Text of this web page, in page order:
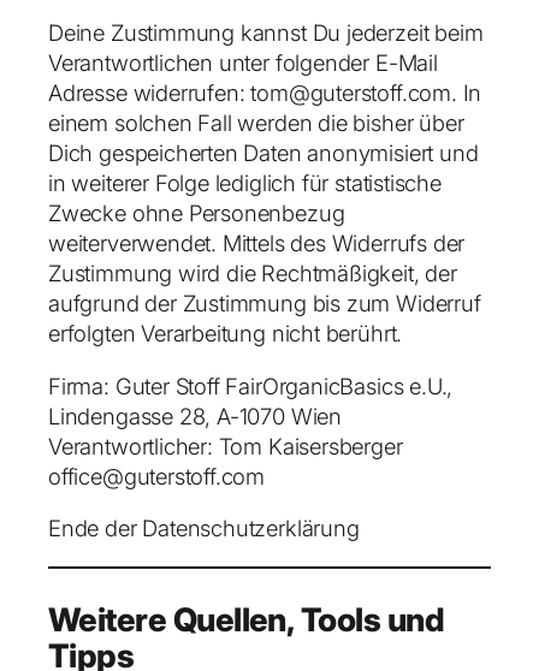
Deine Zustimmung kannst Du jederzeit beim
Verantwortlichen unter folgender E-Mail
Adresse widerrufen: tom@guterstoff.com. In
einem solchen Fall werden die bisher über
Dich gespeicherten Daten anonymisiert und
in weiterer Folge lediglich für statistische
Zwecke ohne Personenbezug
weiterverwendet. Mittels des Widerrufs der
Zustimmung wird die Rechtmäßigkeit, der
aufgrund der Zustimmung bis zum Widerruf
erfolgten Verarbeitung nicht berührt.
Firma: Guter Stoff FairOrganicBasics e.U.,
Lindengasse 28, A-1070 Wien
Verantwortlicher: Tom Kaisersberger
office@guterstoff.com
Ende der Datenschutzerklärung
Weitere Quellen, Tools und
Tipps